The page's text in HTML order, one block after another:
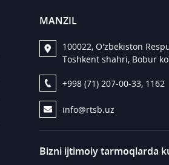
MANZIL
100022, O'zbekiston
Toshkent shahri, Bobur
+998 (71) 207-00-33, 1162
info@rtsb.uz
Bizni ijtimoiy tarmoqlarda